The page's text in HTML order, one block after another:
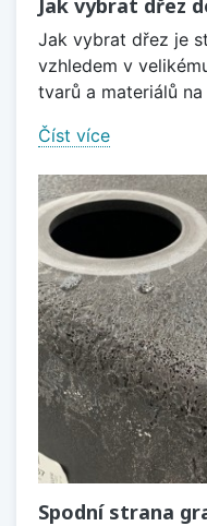
Jak vybrat dřez je
vzhledem v
tvarů a materiálů na
Číst více
Spodní strana